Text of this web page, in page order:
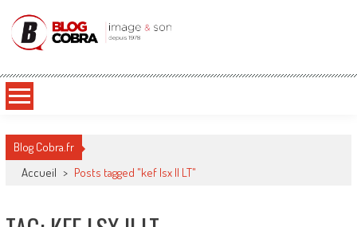
Blog Cobra
Blog Cobra.fr
Accueil > Posts tagged "kef lsx II LT"